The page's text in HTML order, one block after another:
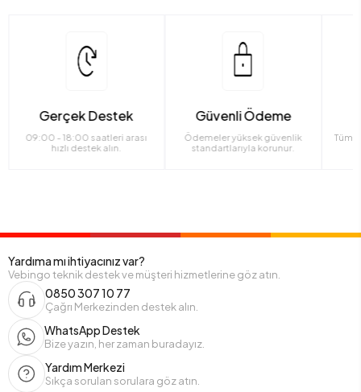
Gerçek Destek
09:00 - 18:00 saatleri arası
hızlı destek alın.
Güvenli Ödeme
Ödemeler yüksek güvenlik
standartlarıyla korunur.
Tüm
Yardıma mı ihtiyacınız var?
Vebingo teknik destek ve müşteri hizmetlerine göz atın.
0850 307 10 77
Çağrı Merkezinden destek alın.
WhatsApp Destek
Bize yazın, her zaman buradayız.
Yardım Merkezi
Sıkça sorulan sorulara göz atın.